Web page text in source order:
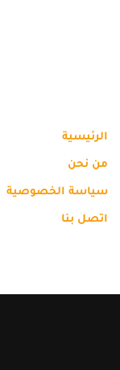
الرئيسية
من نحن
سياسة الخصوصية
اتصل بنا